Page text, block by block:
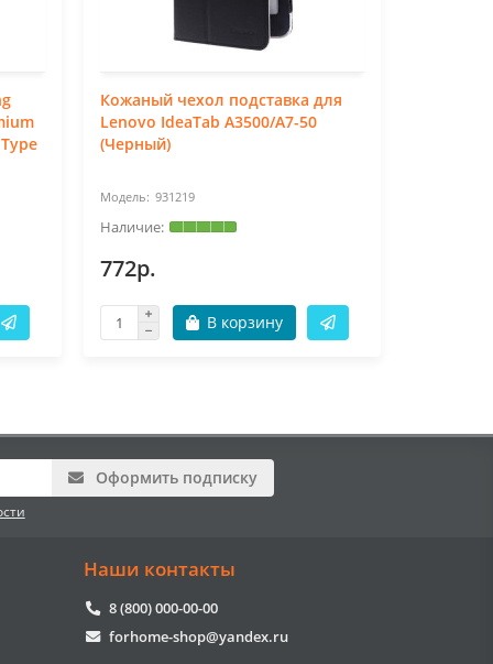
Кожаный чехол подставка для
Lenovo IdeaTab A3500/A7-50
(Черный)
931219
772р.
В корзину
Оформить подписку
Наши контакты
8 (800) 000-00-00
forhome-shop@yandex.ru